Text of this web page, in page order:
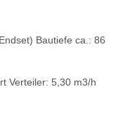
Bautiefe ca.: 86
Verteiler: 5,30 m3/h